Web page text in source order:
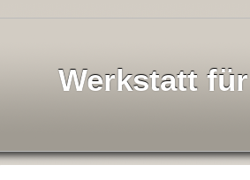
Werkstatt